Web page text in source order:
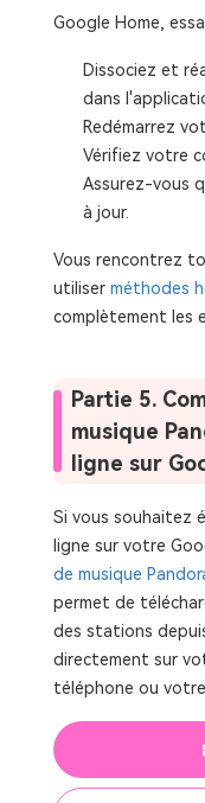
Google Home,
Dissociez et
dans
Redémarrez
Vérifiez votre
Assurez-vous
à jour.
Vous rencontrez
utiliser méthodes
complètement les
Partie 5.
musique
ligne sur
Si vous souhaitez
ligne sur votre
de musique
permet de
des stations
directement sur
téléphone ou